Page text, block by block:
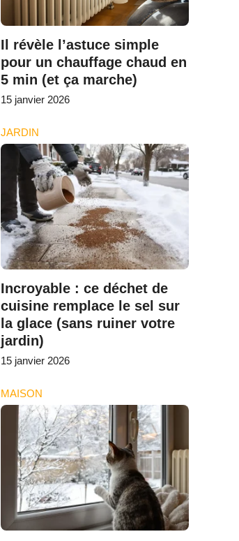
Il révèle l’astuce simple
pour un chauffage chaud en
5 min (et ça marche)
15 janvier 2026
JARDIN
Incroyable : ce déchet de
cuisine remplace le sel sur
la glace (sans ruiner votre
jardin)
15 janvier 2026
MAISON